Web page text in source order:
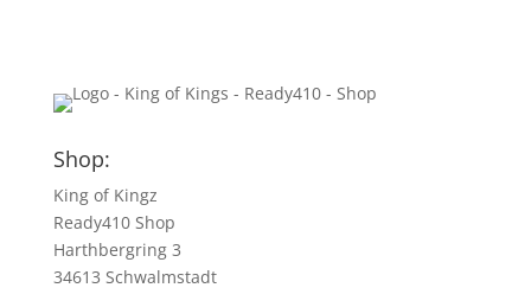
Shop:
King of Kingz
Ready410 Shop
Harthbergring 3
34613 Schwalmstadt